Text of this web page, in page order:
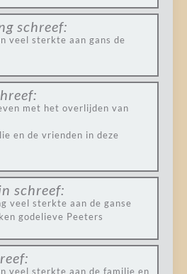
schreef:
veel sterkte aan gans de
met het overlijden van
en de vrienden in deze
schreef:
veel sterkte aan de ganse
godelieve Peeters
veel sterkte aan de familie en